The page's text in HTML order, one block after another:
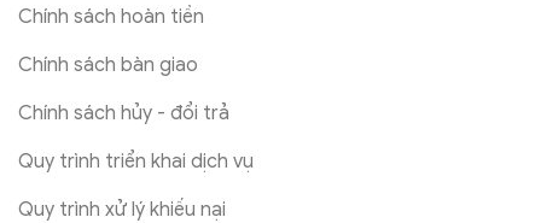
Chính sách hoàn tiền
Chính sách bàn giao
Chính sách hủy - đổi trả
Quy trình triển khai dịch vụ
Quy trình xử lý khiếu nại